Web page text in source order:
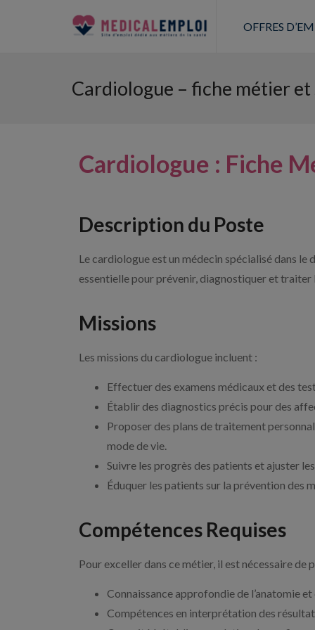
OFFRES
Cardiologue – fiche métier et
Cardiologue : Fiche
Description du Poste
Le cardiologue est un médecin spécialisé dans
essentielle pour prévenir, diagnostiquer et
Missions
Les missions du cardiologue incluent :
Effectuer des examens médicaux et des
Établir des diagnostics précis pour des
Proposer des plans de traitement
mode de vie.
Suivre les progrès des patients et ajuster
Éduquer les patients sur la prévention des
Compétences Requises
Pour exceller dans ce métier, il est nécessaire de
Connaissance approfondie de l’anatomie
Compétences en interprétation des